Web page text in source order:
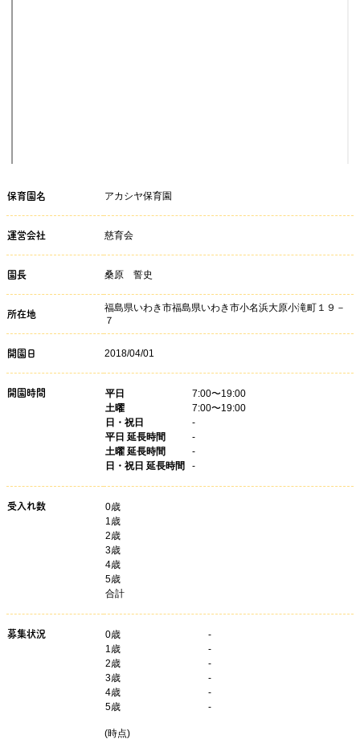
保育園名 アカシヤ保育園
運営会社 慈育会
園長 桑原 誓史
所在地
福島県いわき市福島県いわき市小名浜大原小滝町１９－
７
開園日 2018/04/01
開園時間 平日
7:00〜19:00
土曜
7:00〜19:00
日・祝日
-
平日 延長時間
-
土曜 延長時間
-
日・祝日 延長時間
-
受入れ数
0歳
1歳
2歳
3歳
4歳
5歳
合計
募集状況 0歳
-
1歳
-
2歳
-
3歳
-
4歳
-
5歳 -
(時点)